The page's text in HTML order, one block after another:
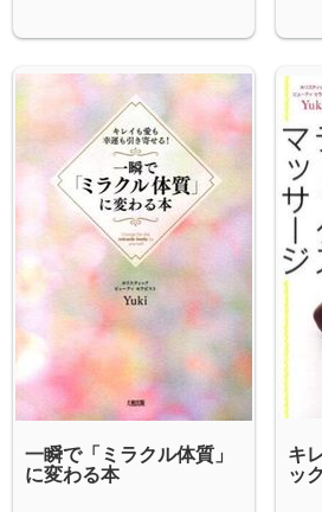
一瞬で「ミラクル体質」
に変わる本
キ
ッ